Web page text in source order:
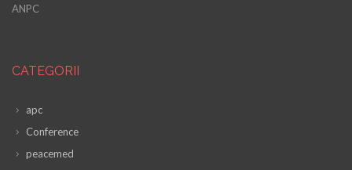
ANPC
CATEGORII
apc
Conference
peacemed